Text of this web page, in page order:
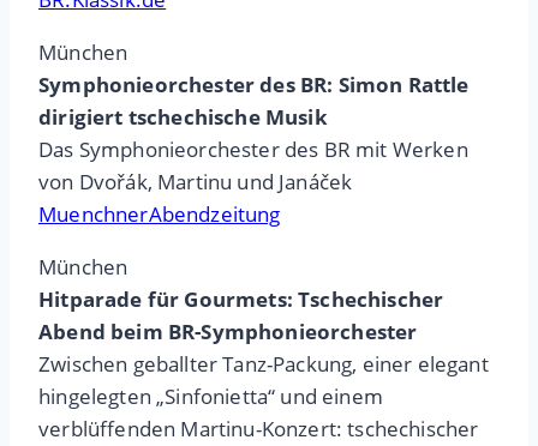
München
Symphonieorchester des BR: Simon Rattle
dirigiert tschechische Musik
Das Symphonieorchester des BR mit Werken
von Dvořák, Martinu und Janáček
MuenchnerAbendzeitung
München
Hitparade für Gourmets: Tschechischer
Abend beim BR-Symphonieorchester
Zwischen geballter Tanz-Packung, einer elegant
hingelegten „Sinfonietta“ und einem
verblüffenden Martinu-Konzert: tschechischer